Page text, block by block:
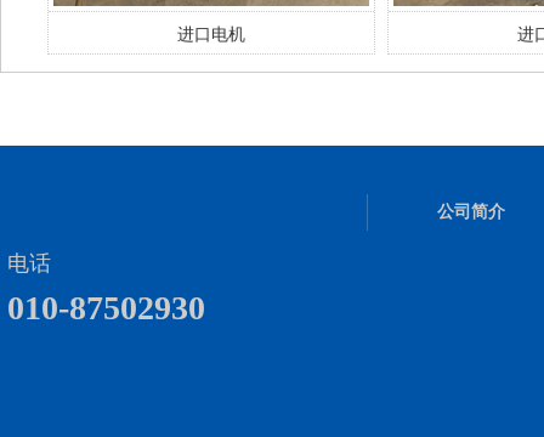
进口电机 进
电话
010-87502930
公司简介